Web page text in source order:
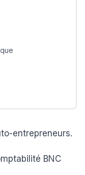
entrepreneurs.
BNC